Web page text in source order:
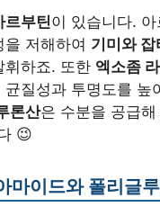
르부틴이 있습니다.
을 저해하여 기미와 잡
휘하죠. 또한 엑소좀
균질성과 투명도를 높
론산은 수분을 공급해
😉
마이드와 폴리글